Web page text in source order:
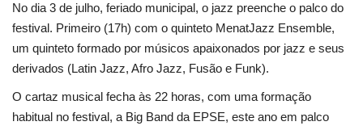
No dia 3 de julho, feriado municipal, o jazz preenche o palco do
festival. Primeiro (17h) com o quinteto MenatJazz Ensemble,
um quinteto formado por músicos apaixonados por jazz e seus
derivados (Latin Jazz, Afro Jazz, Fusão e Funk).
O cartaz musical fecha às 22 horas, com uma formação
habitual no festival, a Big Band da EPSE, este ano em palco